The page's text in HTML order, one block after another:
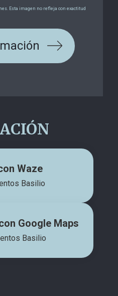
Esta imagen no refleja con exactitud
Waze
Basilio
Google Maps
Basilio